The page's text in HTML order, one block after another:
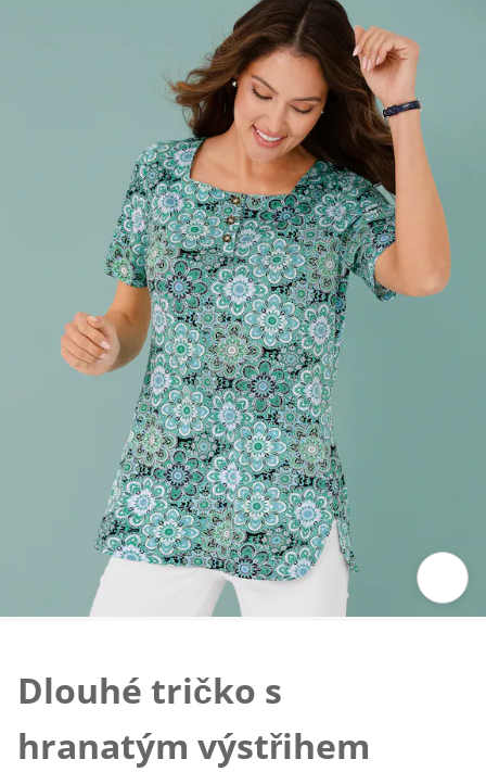
Dlouhé tričko s
hranatým výstřihem